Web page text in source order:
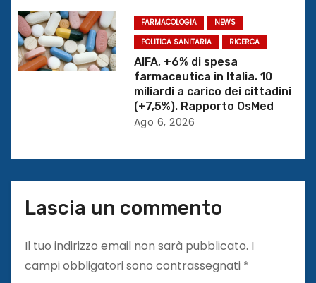
o
l
i
FARMACOLOGIA
NEWS
POLITICA SANITARIA
RICERCA
AIFA, +6% di spesa
farmaceutica in Italia. 10
miliardi a carico dei cittadini
(+7,5%). Rapporto OsMed
Ago 6, 2026
Lascia un commento
Il tuo indirizzo email non sarà pubblicato. I
campi obbligatori sono contrassegnati *